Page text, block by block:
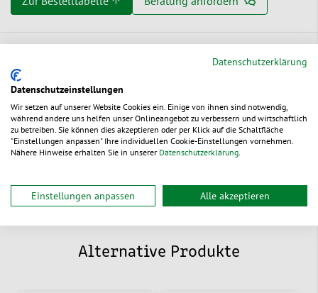
Service & Tipps
Dokumente
Alternative Produkte
Datenschutzerklärung
Datenschutzeinstellungen
Wir setzen auf unserer Website Cookies ein. Einige von ihnen sind notwendig,
während andere uns helfen unser Onlineangebot zu verbessern und wirtschaftlich
zu betreiben. Sie können dies akzeptieren oder per Klick auf die Schaltfläche
"Einstellungen anpassen" Ihre individuellen Cookie-Einstellungen vornehmen.
Nähere Hinweise erhalten Sie in unserer Datenschutzerklärung
Einstellungen anpassen Alle akzeptieren